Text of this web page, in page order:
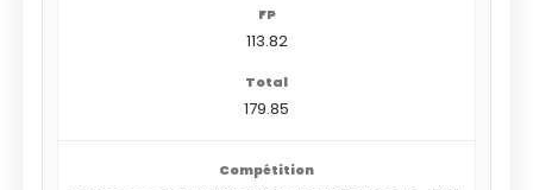
113.82
179.85